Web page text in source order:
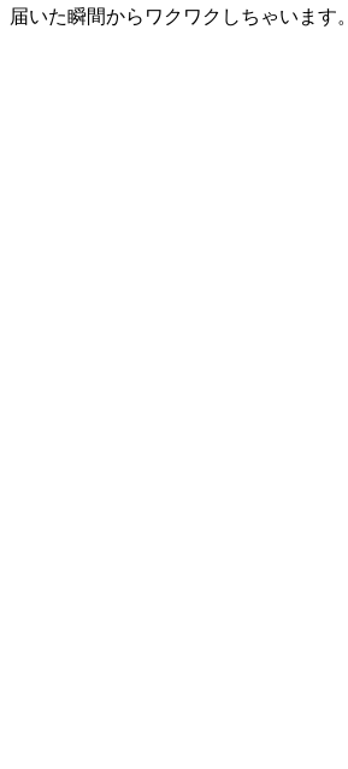
届いた瞬間からワクワクしちゃいます。